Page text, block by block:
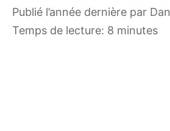
publié l’année dernière par Dan
Temps de lecture: 8 minutes